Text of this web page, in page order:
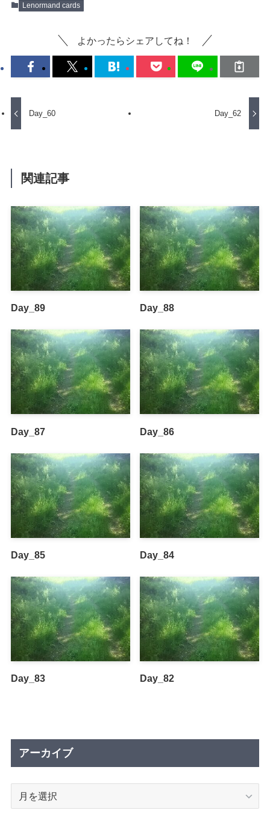
Lenormand cards
よかったらシェアしてね！
Day_60 Day_62
関連記事
Day_89 Day_88
Day_87 Day_86
Day_85 Day_84
Day_83 Day_82
アーカイブ